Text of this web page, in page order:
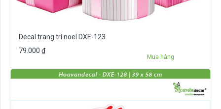
Decal trang trí noel DXE-123
79.000 ₫
Mua hàng